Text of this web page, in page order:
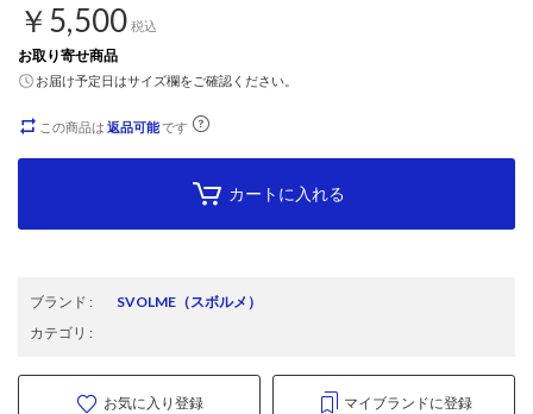
￥5,500 税込
お取り寄せ商品
お届け予定日はサイズ欄をご確認ください。
この商品は 返品可能です
カートに入れる
ブランド : SVOLME （スボルメ）
カテゴリ :
お気に入り登録 マイブランドに登録